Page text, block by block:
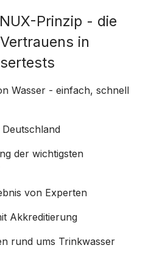
Prinzip - die
in
Wasser - einfach, schnell
der wichtigsten
von Experten
Akkreditierung
rund ums Trinkwasser